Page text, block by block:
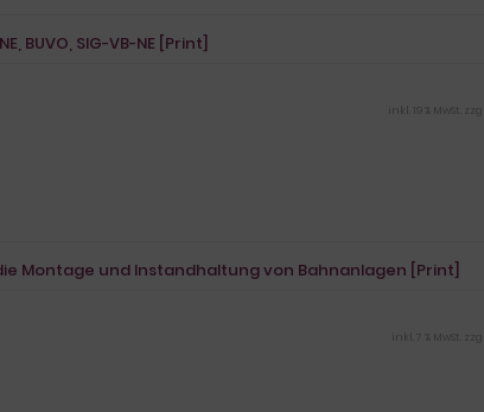
BUVO, SIG-VB-NE [Print]
inkl. 19 % MwSt. zzgl.
Montage und Instandhaltung von Bahnanlagen [Print]
inkl. 7 % MwSt. zzgl.